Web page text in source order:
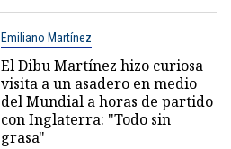
Emiliano Martínez
El Dibu Martínez hizo curiosa
visita a un asadero en medio
del Mundial a horas de partido
con Inglaterra: "Todo sin
grasa"